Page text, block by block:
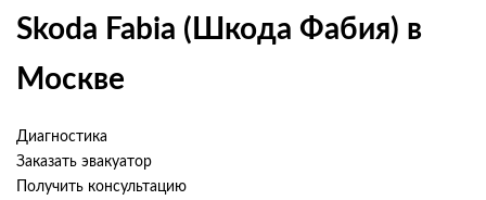
Skoda Fabia (Шкода Фабия) в
Москве
Диагностика
Заказать эвакуатор
Получить консультацию